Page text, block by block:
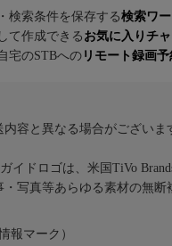
検索条件を保存する検索ワ
て作成できる お気に入りチ
宅のSTBへのリモート録画予
容と異なる場合がございま
イドロゴは、米国TiVo
写真等あらゆる素材の無断
報マーク）